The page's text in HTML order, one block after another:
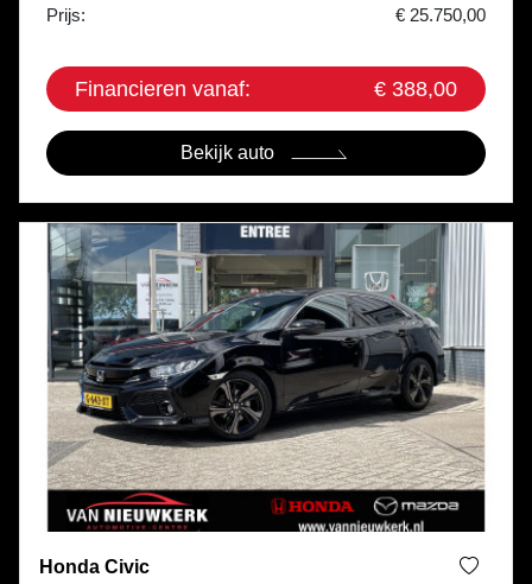
Prijs: € 25.750,00
Financieren vanaf: € 388,00
Bekijk auto
Honda Civic